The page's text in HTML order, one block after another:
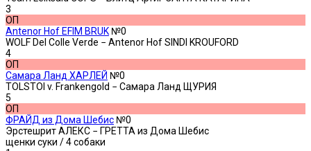
3
ОП
Antenor Hof EFIM BRUK №0
WOLF Del Colle Verde − Antenor Hof SINDI KROUFORD
4
ОП
Самара Ланд ХАРЛЕЙ №0
TOLSTOI v. Frankengold − Самара Ланд ЩУРИЯ
5
ОП
ФРАЙД из Дома Шебис №0
Эрстешрит АЛЕКС − ГРЕТТА из Дома Шебис
щенки суки / 4 собаки